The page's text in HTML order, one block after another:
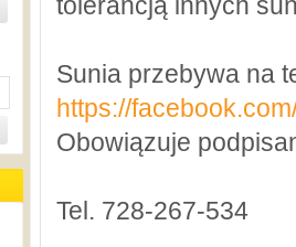
Sunia przebywa na
https://
Obowiązuje
Tel. 728-267-534